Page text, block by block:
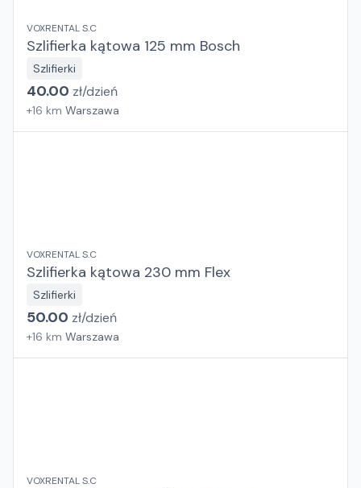
VOXRENTAL S.C
Szlifierka kątowa 125 mm Bosch
Szlifierki
40.00 zł/dzień
+16 km Warszawa
VOXRENTAL S.C
Szlifierka kątowa 230 mm Flex
Szlifierki
50.00 zł/dzień
+16 km Warszawa
VOXRENTAL S.C